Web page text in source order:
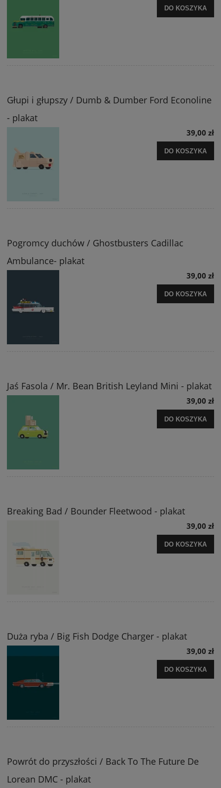
DO KOSZYKA
Głupi i głupszy / Dumb & Dumber Ford Econoline
- plakat
39,00 zł
DO KOSZYKA
Pogromcy duchów / Ghostbusters Cadillac
Ambulance- plakat
39,00 zł
DO KOSZYKA
Jaś Fasola / Mr. Bean British Leyland Mini - plakat
39,00 zł
DO KOSZYKA
Breaking Bad / Bounder Fleetwood - plakat
39,00 zł
DO KOSZYKA
Duża ryba / Big Fish Dodge Charger - plakat
39,00 zł
DO KOSZYKA
Powrót do przyszłości / Back To The Future De
Lorean DMC - plakat